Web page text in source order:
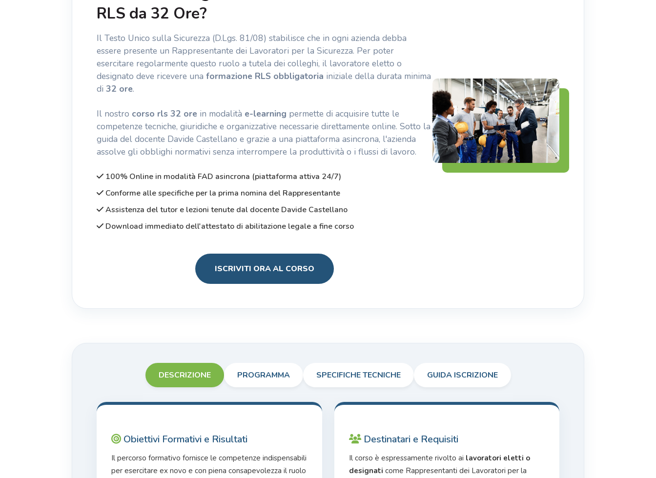
RLS da 32 Ore?
Il Testo Unico sulla Sicurezza (D.Lgs. 81/08) stabilisce che in ogni azienda debba
essere presente un Rappresentante dei Lavoratori per la Sicurezza. Per poter
esercitare regolarmente questo ruolo a tutela dei colleghi, il lavoratore eletto o
designato deve ricevere una formazione RLS obbligatoria iniziale della durata minima
di 32 ore.
Il nostro corso rls 32 ore in modalità e-learning permette di acquisire tutte le
competenze tecniche, giuridiche e organizzative necessarie direttamente online. Sotto la
guida del docente Davide Castellano e grazie a una piattaforma asincrona, l'azienda
assolve gli obblighi normativi senza interrompere la produttività o i flussi di lavoro.
100% Online in modalità FAD asincrona (piattaforma attiva 24/7)
Conforme alle specifiche per la prima nomina del Rappresentante
Assistenza del tutor e lezioni tenute dal docente Davide Castellano
Download immediato dell'attestato di abilitazione legale a fine corso
ISCRIVITI ORA AL CORSO
DESCRIZIONE PROGRAMMA SPECIFICHE TECNICHE GUIDA ISCRIZIONE
Obiettivi Formativi e Risultati
Il percorso formativo fornisce le competenze indispensabili
per esercitare ex novo e con piena consapevolezza il ruolo
Destinatari e Requisiti
Il corso è espressamente rivolto ai lavoratori eletti o
designati come Rappresentanti dei Lavoratori per la